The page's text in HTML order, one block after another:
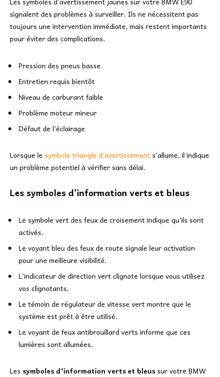
signalent des problèmes à surveiller. Ils ne nécessitent pas
toujours une intervention immédiate, mais restent importants
pour éviter des complications.
Pression des pneus basse
Entretien requis bientôt
Niveau de carburant faible
Problème moteur mineur
Défaut de l’éclairage
Lorsque le symbole triangle d’avertissement s’allume, il indique
un problème potentiel à vérifier sans délai.
Les symboles d’information verts et bleus
Le symbole vert des feux de croisement indique qu’ils sont
activés.
Le voyant bleu des feux de route signale leur activation
pour une meilleure visibilité.
L’indicateur de direction vert clignote lorsque vous utilisez
vos clignotants.
Le témoin de régulateur de vitesse vert montre que le
système est prêt à être utilisé.
Le voyant de feux antibrouillard verts informe que ces
lumières sont allumées.
Les symboles d’information verts et bleus sur votre BMW